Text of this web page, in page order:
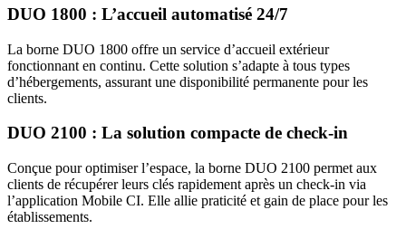
DUO 1800 : L’accueil automatisé 24/7
La borne DUO 1800 offre un service d’accueil extérieur
fonctionnant en continu. Cette solution s’adapte à tous types
d’hébergements, assurant une disponibilité permanente pour les
clients.
DUO 2100 : La solution compacte de check-in
Conçue pour optimiser l’espace, la borne DUO 2100 permet aux
clients de récupérer leurs clés rapidement après un check-in via
l’application Mobile CI. Elle allie praticité et gain de place pour les
établissements.